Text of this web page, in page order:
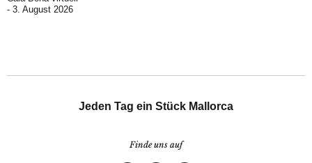
3. August 2026
Jeden Tag ein Stück Mallorca
Finde uns auf